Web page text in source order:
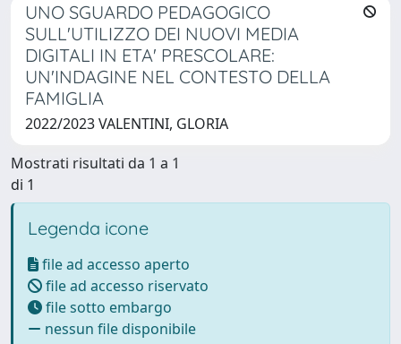
UNO SGUARDO PEDAGOGICO
SULL'UTILIZZO DEI NUOVI MEDIA
DIGITALI IN ETA' PRESCOLARE:
UN'INDAGINE NEL CONTESTO DELLA
FAMIGLIA
2022/2023 VALENTINI, GLORIA
Mostrati risultati da 1 a 1
di 1
Legenda icone
file ad accesso aperto
file ad accesso riservato
file sotto embargo
nessun file disponibile